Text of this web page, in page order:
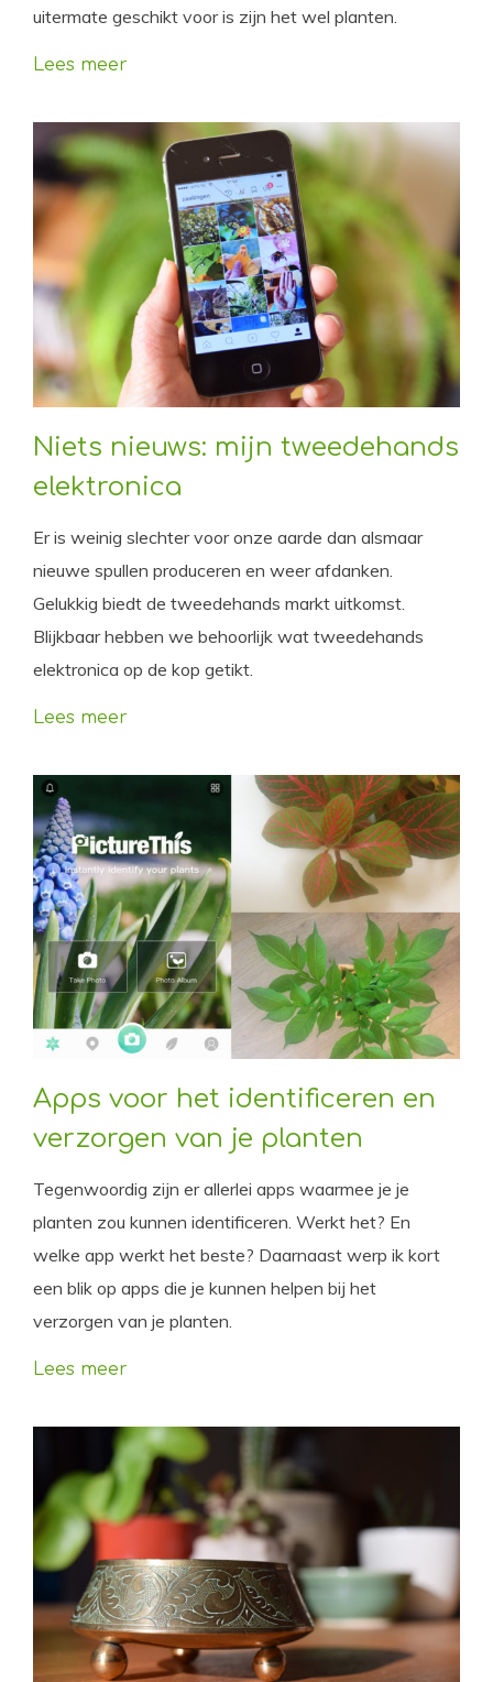
uitermate geschikt voor is zijn het wel planten.
Lees meer
Niets nieuws: mijn tweedehands
elektronica
Er is weinig slechter voor onze aarde dan alsmaar
nieuwe spullen produceren en weer afdanken.
Gelukkig biedt de tweedehands markt uitkomst.
Blijkbaar hebben we behoorlijk wat tweedehands
elektronica op de kop getikt.
Lees meer
Apps voor het identificeren en
verzorgen van je planten
Tegenwoordig zijn er allerlei apps waarmee je je
planten zou kunnen identificeren. Werkt het? En
welke app werkt het beste? Daarnaast werp ik kort
een blik op apps die je kunnen helpen bij het
verzorgen van je planten.
Lees meer